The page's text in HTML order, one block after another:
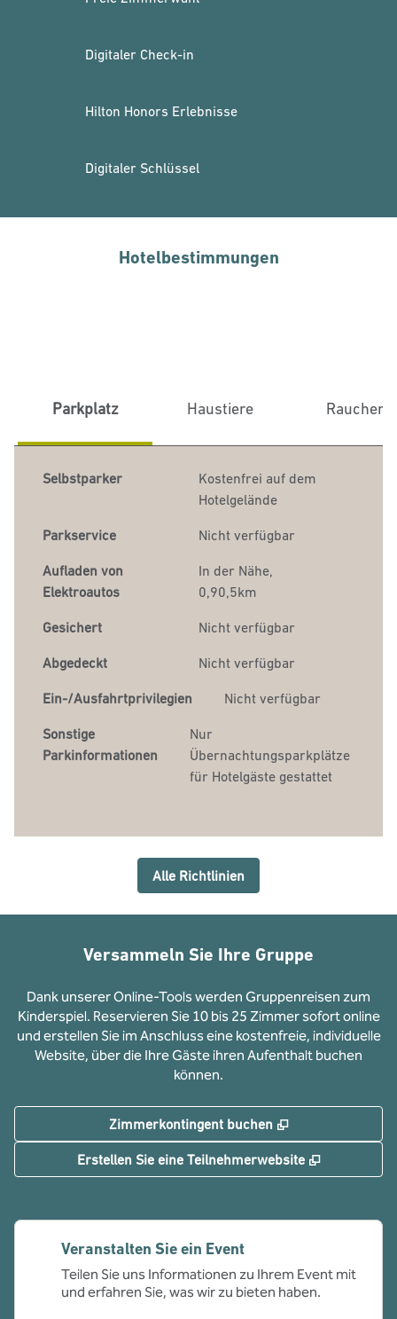
Digitaler Check-in
Hilton Honors Erlebnisse
Digitaler Schlüssel
Hotelbestimmungen
Parkplatz Haustiere Raucher
Selbstparker
Kostenfrei auf dem
Hotelgelände
Parkservice Nicht verfügbar
Aufladen von
Elektroautos
In der Nähe,
0,90,5km
Gesichert Nicht verfügbar
Abgedeckt Nicht verfügbar
Ein-/Ausfahrtprivilegien Nicht verfügbar
Sonstige
Parkinformationen
Nur
Übernachtungsparkplätze
für Hotelgäste gestattet
Alle Richtlinien
Versammeln Sie Ihre Gruppe
Dank unserer Online-Tools werden Gruppenreisen zum
Kinderspiel. Reservieren Sie 10 bis 25 Zimmer sofort online
und erstellen Sie im Anschluss eine kostenfreie, individuelle
Website, über die Ihre Gäste ihren Aufenthalt buchen
können.
Zimmerkontingent buchen ,
Erstellen Sie eine Teilnehmerwebsite ,
Veranstalten Sie ein Event
Teilen Sie uns Informationen zu Ihrem Event mit
und erfahren Sie, was wir zu bieten haben.